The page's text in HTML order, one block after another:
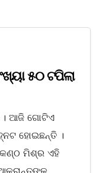
୫୦ ଟପିଲା
। ଆଜି ଗୋଟିଏ
ହୋଇଛନ୍ତି ।
ମିଶ୍ର ଏହି